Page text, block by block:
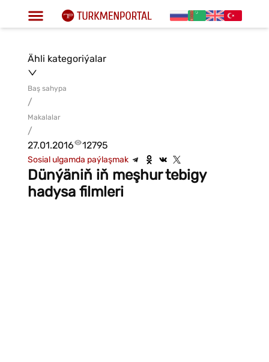
Ähli kategoriýalar
Baş sahypa
/
Makalalar
/
27.01.2016
12795
Sosial ulgamda paýlaşmak
Dünýäniň iň meşhur tebigy
hadysa filmleri